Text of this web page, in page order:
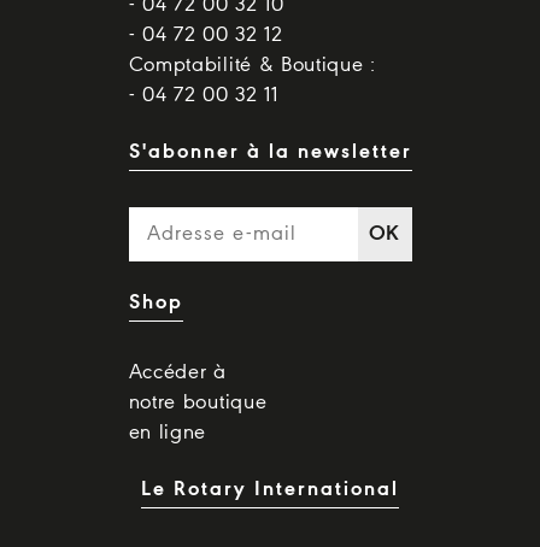
- 04 72 00 32 10
- 04 72 00 32 12
Comptabilité & Boutique :
- 04 72 00 32 11
S'abonner à la newsletter
OK
Shop
Accéder à
notre boutique
en ligne
Le Rotary International